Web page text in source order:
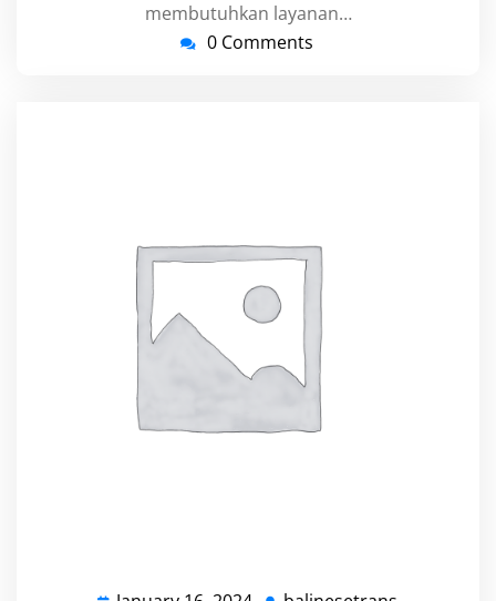
membutuhkan layanan…
0 Comments